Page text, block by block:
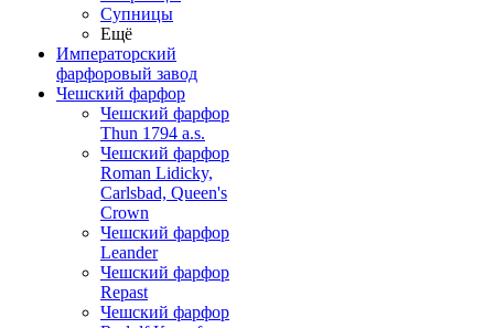
Супницы
Ещё
Императорский
фарфоровый завод
Чешский фарфор
Чешский фарфор
Thun 1794 a.s.
Чешский фарфор
Roman Lidicky,
Carlsbad, Queen's
Crown
Чешский фарфор
Leander
Чешский фарфор
Repast
Чешский фарфор